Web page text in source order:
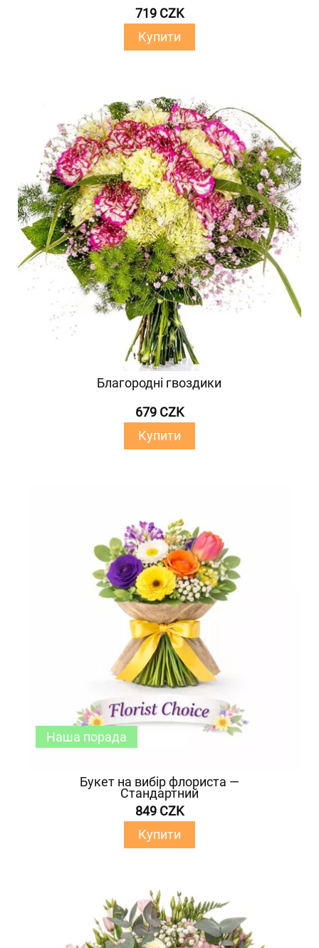
719 CZK
Купити
Благородні гвоздики
679 CZK
Купити
Букет на вибір флориста —
Стандартний
849 CZK
Купити
Наша порада